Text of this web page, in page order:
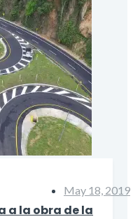
May 18, 2019
a la obra de la